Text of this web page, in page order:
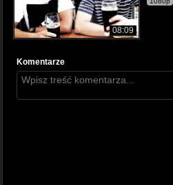
08:09
Komentarze